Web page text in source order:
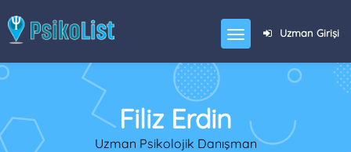
Uzman Girişi
Filiz Erdin
Uzman Psikolojik Danışman